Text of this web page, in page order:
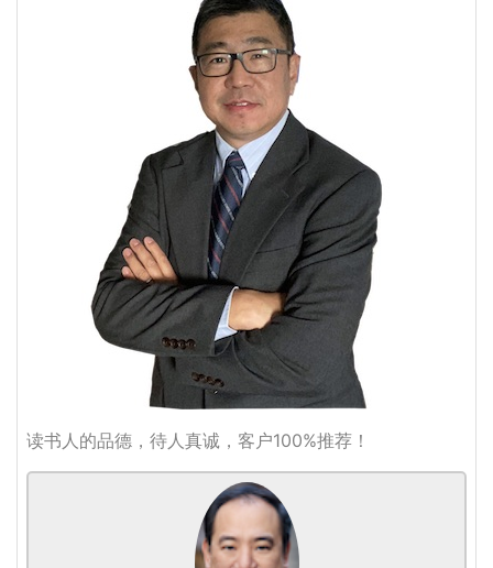
读书人的品德，待人真诚，客户100%推荐！